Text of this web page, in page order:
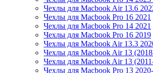
Чехлы для Macbook Air 13.6
Чехлы для Macbook Pro 16 2021
Чехлы для Macbook Pro 14 2021
Чехлы для Macbook Pro 16 2019
Чехлы для Macbook Air 13.3
Чехлы для Macbook Air 13
Чехлы для Macbook Air 13
Чехлы для Macbook Pro 13